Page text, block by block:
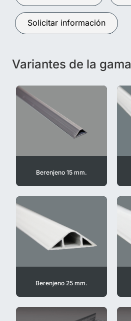
Solicitar información
Variantes de la gama
Berenjeno 15 mm.
Berenjeno 25 mm.